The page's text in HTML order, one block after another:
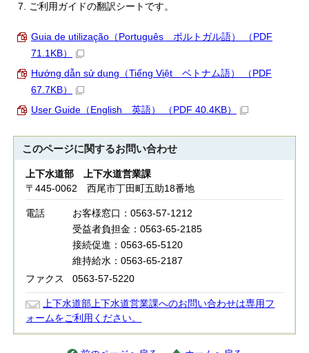
ご利用ガイドの翻訳シートです。
Guia de utilização（Português ポルトガル語） （PDF
71.1KB）
Hướng dẫn sử dụng（Tiếng Việt ベトナム語） （PDF
67.7KB）
User Guide（English 英語） （PDF 40.4KB）
このページに関するお問い合わせ
上下水道部 上下水道営業課
〒445-0062 西尾市丁田町五助18番地
電話
お客様窓口：0563-57-1212
受益者負担金：0563-65-2185
接続促進：0563-65-5120
維持給水：0563-65-2187
ファクス
0563-57-5220
上下水道部上下水道営業課へのお問い合わせは専用フ
ォームをご利用ください。